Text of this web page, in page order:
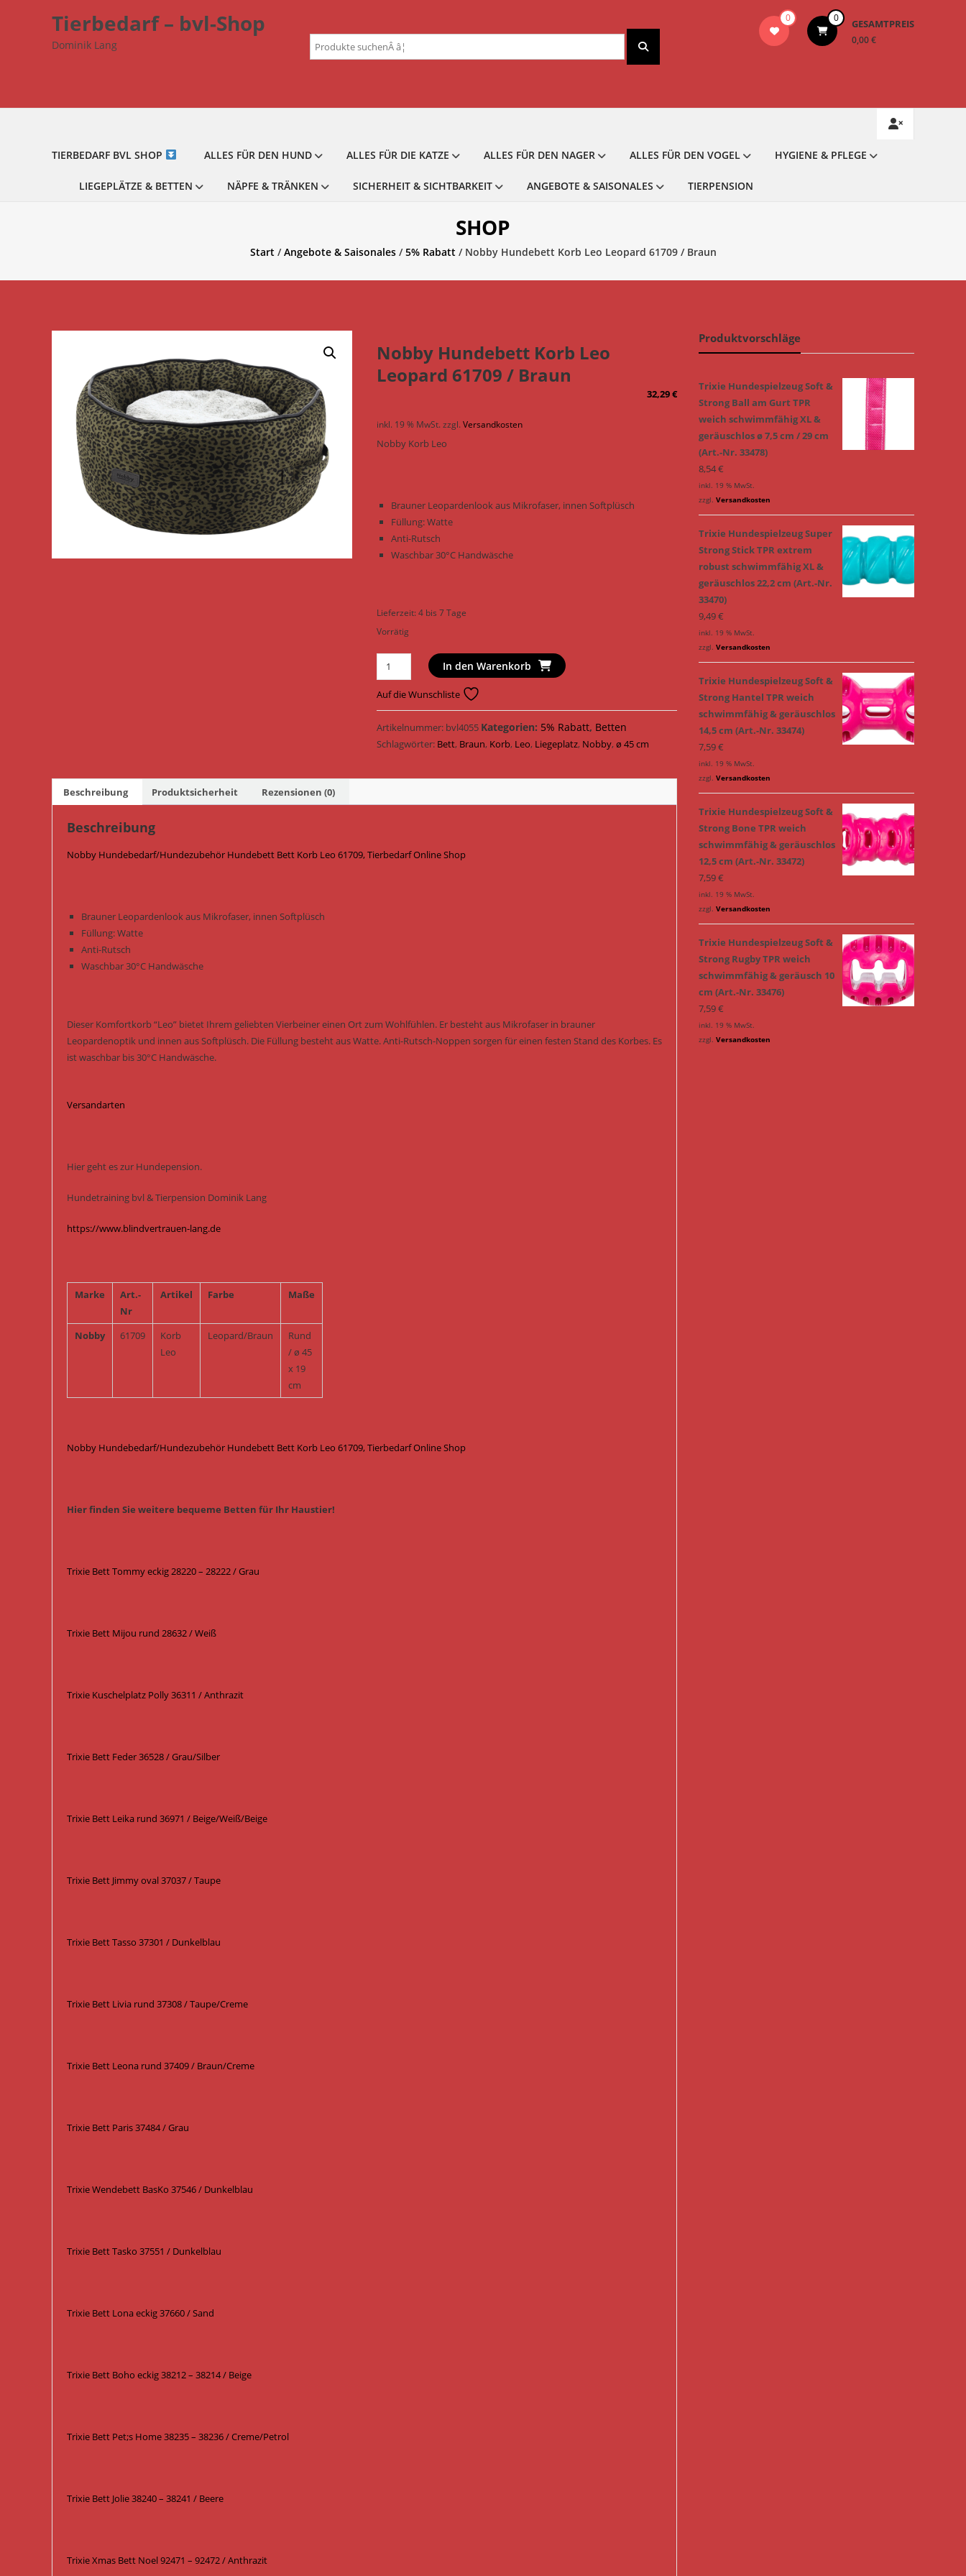
Tierbedarf – bvl-Shop
Dominik Lang
0 0 GESAMTPREIS
0,00 €
Suchen
nach:
TIERBEDARF BVL SHOP ALLES FÜR DEN HUND ALLES FÜR DIE KATZE ALLES FÜR DEN NAGER ALLES FÜR DEN VOGEL HYGIENE & PFLEGE
LIEGEPLÄTZE & BETTEN NÄPFE & TRÄNKEN SICHERHEIT & SICHTBARKEIT ANGEBOTE & SAISONALES TIERPENSION
SHOP
Start/Angebote & Saisonales/5% Rabatt/ Nobby Hundebett Korb Leo Leopard 61709 / Braun
Nobby Hundebett Korb Leo
Leopard 61709 / Braun
32,29€
inkl. 19 % MwSt. zzgl.Versandkosten
Nobby Korb Leo
Brauner Leopardenlook aus Mikrofaser, innen Softplüsch
Füllung: Watte
Anti-Rutsch
Waschbar 30°C Handwäsche
Lieferzeit:4 bis 7 Tage
Vorrätig
Nobby
Hundebett
Korb
Leo
Leopard
61709
Braun
In den Warenkorb
Auf die Wunschliste
Artikelnummer: bvl4055 Kategorien: 5% Rabatt, Betten
Schlagwörter: Bett, Braun, Korb, Leo, Liegeplatz, Nobby,ø 45 cm
Beschreibung Produktsicherheit Rezensionen (0)
Beschreibung
Nobby Hundebedarf/Hundezubehör Hundebett Bett Korb Leo 61709, Tierbedarf Online Shop
Brauner Leopardenlook aus Mikrofaser, innen Softplüsch
Füllung: Watte
Anti-Rutsch
Waschbar 30°C Handwäsche
Dieser Komfortkorb “Leo” bietet Ihrem geliebten Vierbeiner einen Ort zum Wohlfühlen. Er besteht aus Mikrofaser in brauner
Leopardenoptik und innen aus Softplüsch. Die Füllung besteht aus Watte. Anti-Rutsch-Noppen sorgen für einen festen Stand des Korbes. Es
ist waschbar bis 30°C Handwäsche.
Versandarten
Hier geht es zur Hundepension.
Hundetraining bvl & Tierpension Dominik Lang
https://www.blindvertrauen-lang.de
Marke
Art.-
Nr
Artikel Farbe Maße
Nobby 61709
Korb
Leo
Leopard/Braun
Rund
/ ø 45
x 19
cm
Nobby Hundebedarf/Hundezubehör Hundebett Bett Korb Leo 61709, Tierbedarf Online Shop
Hier finden Sie weitere bequeme Betten für Ihr Haustier!
Trixie Bett Tommy eckig 28220 – 28222 / Grau
Trixie Bett Mijou rund 28632 / Weiß
Trixie Kuschelplatz Polly 36311 / Anthrazit
Trixie Bett Feder 36528 / Grau/Silber
Trixie Bett Leika rund 36971 / Beige/Weiß/Beige
Trixie Bett Jimmy oval 37037 / Taupe
Trixie Bett Tasso 37301 / Dunkelblau
Trixie Bett Livia rund 37308 / Taupe/Creme
Trixie Bett Leona rund 37409 / Braun/Creme
Trixie Bett Paris 37484 / Grau
Trixie Wendebett BasKo 37546 / Dunkelblau
Trixie Bett Tasko 37551 / Dunkelblau
Trixie Bett Lona eckig 37660 / Sand
Trixie Bett Boho eckig 38212 – 38214 / Beige
Trixie Bett Pet;s Home 38235 – 38236 / Creme/Petrol
Trixie Bett Jolie 38240 – 38241 / Beere
Trixie Xmas Bett Noel 92471 – 92472 / Anthrazit
Produktvorschläge
Trixie Hundespielzeug Soft &
Strong Ball am Gurt TPR
weich schwimmfähig XL &
geräuschlos ø 7,5 cm / 29 cm
(Art.-Nr. 33478)
8,54€
inkl. 19 % MwSt.
zzgl. Versandkosten
Trixie Hundespielzeug Super
Strong Stick TPR extrem
robust schwimmfähig XL &
geräuschlos 22,2 cm (Art.-Nr.
33470)
9,49€
inkl. 19 % MwSt.
zzgl. Versandkosten
Trixie Hundespielzeug Soft &
Strong Hantel TPR weich
schwimmfähig & geräuschlos
14,5 cm (Art.-Nr. 33474)
7,59€
inkl. 19 % MwSt.
zzgl. Versandkosten
Trixie Hundespielzeug Soft &
Strong Bone TPR weich
schwimmfähig & geräuschlos
12,5 cm (Art.-Nr. 33472)
7,59€
inkl. 19 % MwSt.
zzgl. Versandkosten
Trixie Hundespielzeug Soft &
Strong Rugby TPR weich
schwimmfähig & geräusch 10
cm (Art.-Nr. 33476)
7,59€
inkl. 19 % MwSt.
zzgl. Versandkosten